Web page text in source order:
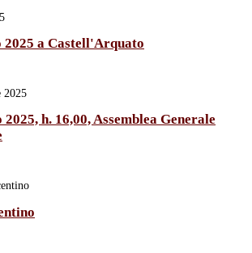
2025 a Castell'Arquato
h. 16,00, Assemblea Generale